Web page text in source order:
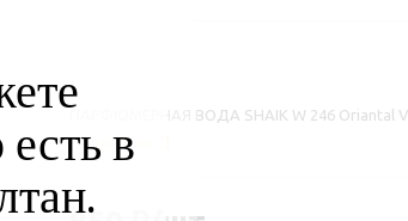
ПАРФЮМЕРНАЯ ВОДА SHAIK W 246 Oriantal
Подробнее
в